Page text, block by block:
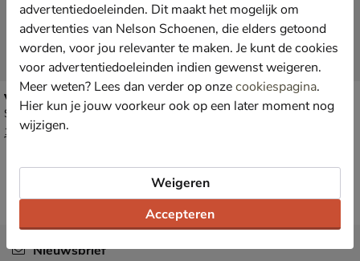
Valentino Naif
Schoudertas - zilver
van € 129,99 voor € 90,99
129,99 90,99
Unisa Zdreamin LMT
Schoudertas - zilver
Nieuwsbrief
advertentiedoeleinden. Dit maakt het mogelijk om
advertenties van Nelson Schoenen, die elders getoond
worden, voor jou relevanter te maken. Je kunt de cookies
voor advertentiedoeleinden indien gewenst weigeren.
Meer weten? Lees dan verder op onzecookiespagina.
Hier kun je jouw voorkeur ook op een later moment nog
wijzigen.
Accepteren
Weigeren